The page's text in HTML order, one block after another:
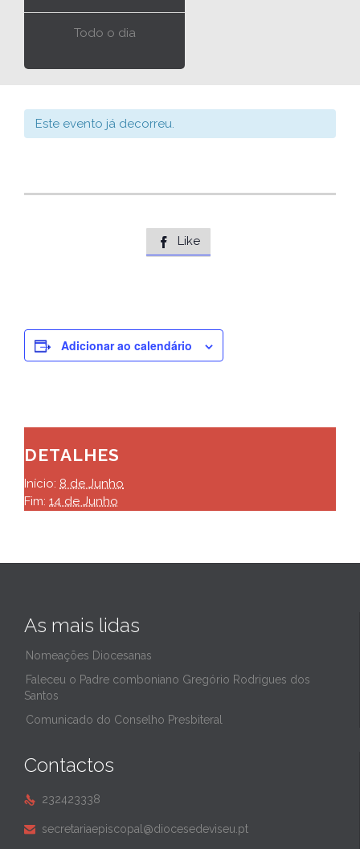
Todo o dia
Este evento já decorreu.
 Like
Adicionar ao calendário
DETALHES
Início: 8 de Junho
Fim: 14 de Junho
As mais lidas
Nomeações Diocesanas
Faleceu o Padre comboniano Gregório Rodrigues dos
Santos
Comunicado do Conselho Presbiteral
Contactos
 232423338
 secretariaepiscopal@diocesedeviseu.pt